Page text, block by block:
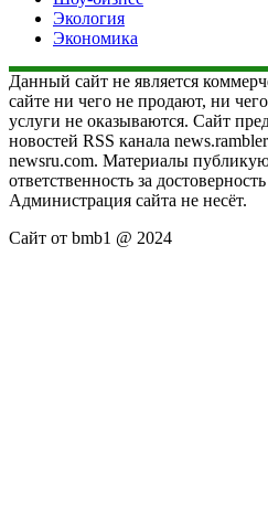
Экология
Экономика
Данный сайт не является
сайте ни чего не продают, ни
услуги не оказываются. Сайт
новостей RSS канала
newsru.com. Материалы
ответственность за
Администрация сайта не несёт.
Сайт от bmb1 @ 2024